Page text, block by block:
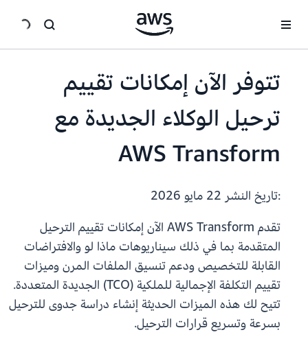
تتوفر الآن إمكانات تقييم
ترحيل الوكلاء الجديدة مع
AWS Transform
:تاريخ النشر
تقدم AWS Transform الآن إمكانات تقييم الترحيل
المتقدمة بما في ذلك سيناريوهات ماذا لو والافتراضات
القابلة للتخصيص ودعم تنسيق الملفات المرن وميزات
تقييم التكلفة الإجمالية للملكية (TCO) الجديدة المتعددة.
تتيح لك هذه الميزات الحديثة إنشاء دراسة جدوى للترحيل
بسرعة وتسريع قرارات الترحيل.